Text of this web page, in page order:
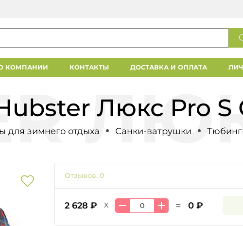
КОМПАНИИ КОНТАКТЫ ДОСТАВКА И ОПЛАТА
Люкс Pro S
для зимнего отдыха Санки-ватрушки
Отзывов: 0
2 628 ₽ X = 0 ₽